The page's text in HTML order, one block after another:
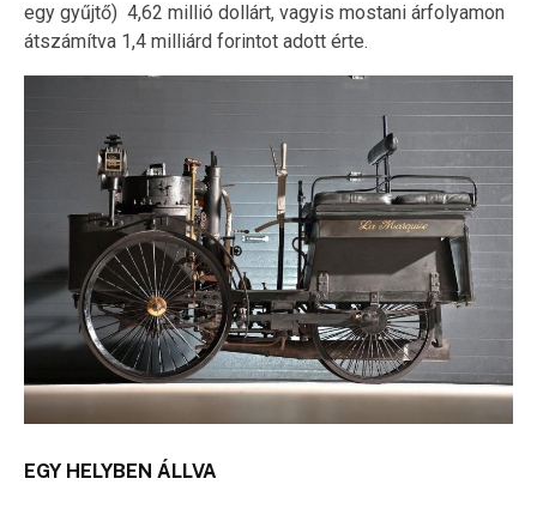
egy gyűjtő) 4,62 millió dollárt, vagyis mostani árfolyamon
átszámítva 1,4 milliárd forintot adott érte.
EGY HELYBEN ÁLLVA